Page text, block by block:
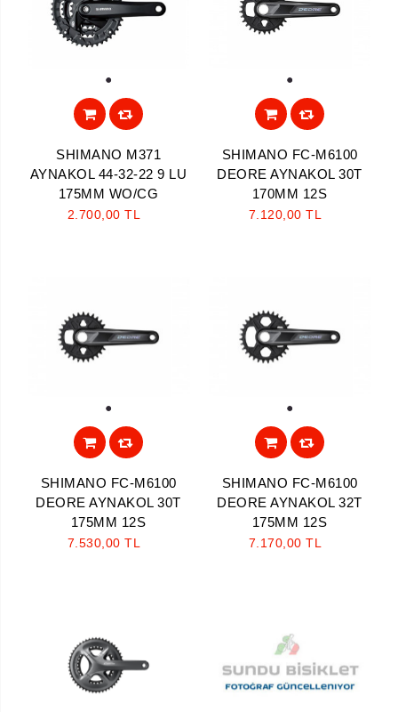
SHIMANO M371
AYNAKOL 44-32-22 9 LU
175MM WO/CG
2.700,00 TL
SHIMANO FC-M6100
DEORE AYNAKOL 30T
170MM 12S
7.120,00 TL
SHIMANO FC-M6100
DEORE AYNAKOL 30T
175MM 12S
7.530,00 TL
SHIMANO FC-M6100
DEORE AYNAKOL 32T
175MM 12S
7.170,00 TL